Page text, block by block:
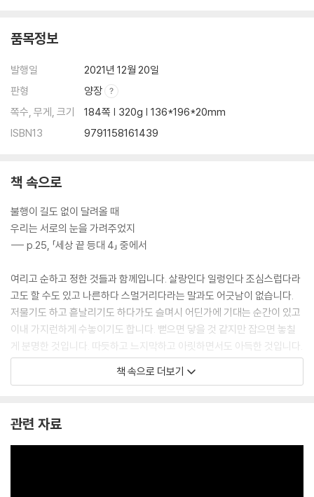
겨울 소리
우붓에서 우리는
냉온
기다림
남쪽
품목정보
발행일
2021년 12월 20일
판형
양장
쪽수, 무게, 크기
184쪽 | 320g | 136*196*20mm
ISBN13
9791158161439
책 속으로
불행이 길도 없이 달려올 때
우리는 서로의 눈을 가려주었지
--- p.25, 「세상 끝 등대 4」 중에서
여리고 순하고 정한 것들과 함께입니다. 살랑인다 일렁인다 조심스럽다라
고도 할 수도 있고 나른하다 스멀거리다라는 말과도 어긋남이 없습니다.
저물기도 하고 흩날리기도 하다가도 슬며시 어딘가에 기대는 순간이 있고
이내 가지런하게 수놓이기도 합니다. 뻗으면 닿을 것 같지만 잡으면 놓칠
게 분명한 것입니다. 따듯하고 느지막하고 아릿하면서도 아득한 것입니다.
--- p.37, 「삼월 산문 - 봄의 스무고개」 중에서
않습니다. 점이 갈수록 넓어지고 색이 연해지면서 피부와 크게 다르지 않
게 된 것입니다. 다. 저의 바둑이점은 그렇게 사라졌습니다. 이 슬프지 않은
책 속으로 더보기
관련 자료